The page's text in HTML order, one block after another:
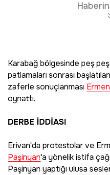
Karabağ bölgesinde peş
patlamaları sonrası
zaferle sonuçlanması
oynattı.
DERBE İDDİASI
Erivan'da protestolar ve
Paşinyan'a yönelik istifa
Paşinyan yaptığı ulusa